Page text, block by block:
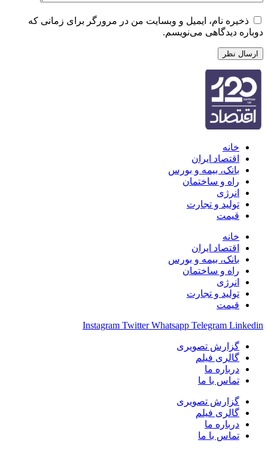
ذخیره نام، ایمیل و وبسایت من در مرورگر برای زمانی که
دوباره دیدگاهی می‌نویسم.
خانه
اقتصاد ایران
بانک، بیمه و بورس
راه و ساختمان
انرژی
تولید و تجارت
قیمت
خانه
اقتصاد ایران
بانک، بیمه و بورس
راه و ساختمان
انرژی
تولید و تجارت
قیمت
Instagram Twitter Whatsapp Telegram Linkedin
گزارش تصویری
گالری فیلم
درباره ما
تماس با ما
گزارش تصویری
گالری فیلم
درباره ما
تماس با ما